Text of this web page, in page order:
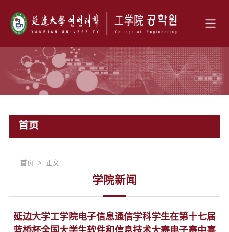
首页
首页 > 正文
学院新闻
延边大学工学院电子信息通信学科学生在第十七届